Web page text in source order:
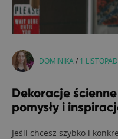
DOMINIKA / 1
Dekoracje
pomysły i
Jeśli chcesz szybko i